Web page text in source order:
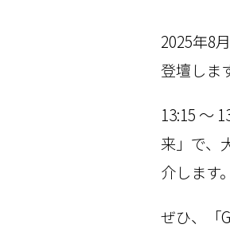
2025年8
登壇しま
13:15 ～
来」で、
介します。
ぜひ、「